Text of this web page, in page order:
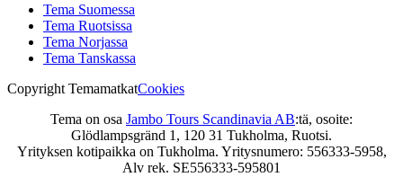
Tema Suomessa
Tema Ruotsissa
Tema Norjassa
Tema Tanskassa
Copyright TemamatkatCookies
Tema on osa Jambo Tours Scandinavia AB:tä, osoite:
Glödlampsgränd 1, 120 31 Tukholma, Ruotsi.
Yrityksen kotipaikka on Tukholma. Yritysnumero: 556333-5958,
Alv rek. SE556333-595801